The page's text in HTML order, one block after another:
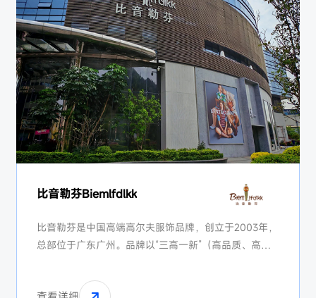
比音勒芬Biemlfdlkk
比音勒芬是中国高端高尔夫服饰品牌，创立于2003年，
总部位于广东广州。品牌以“三高一新”（高品质、高品
饰，主打高尔夫、马术、网球等贵族运动场景，在国内